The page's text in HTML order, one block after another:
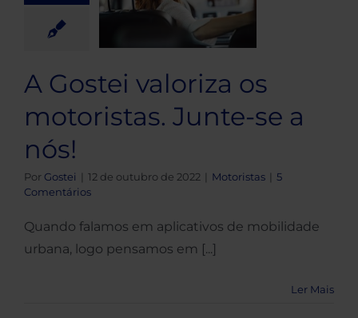
se a
A Gostei valoriza os
motoristas. Junte-se a
nós!
Por Gostei | 12 de outubro de 2022 | Motoristas | 5
Comentários
Quando falamos em aplicativos de mobilidade
urbana, logo pensamos em [...]
Ler Mais